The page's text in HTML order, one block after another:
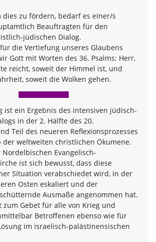
dies zu fördern, bedarf es einer/s
Beauftragten für den
jüdischen Dialog.
die Vertiefung unseres Glaubens
Gott mit Worten des 36. Psalms: Herr,
reicht, soweit der Himmel ist, und
soweit die Wolken gehen.
ist ein Ergebnis des intensiven jüdisch-
in der 2. Hälfte des 20.
Teil des neueren Reflexionsprozesses
weltweiten christlichen Ökumene.
Nordelbischen Evangelisch-
ist sich bewusst, dass diese
Situation verabschiedet wird, in der
Osten eskaliert und der
Ausmaße angenommen hat.
zum Gebet für alle von Krieg und
Betroffenen ebenso wie für
im israelisch-palästinensischen